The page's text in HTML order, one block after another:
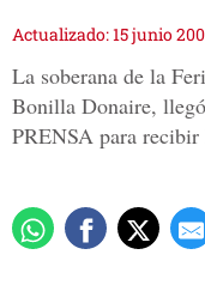
Actualizado: 15 junio
La soberana de la
Bonilla Donaire,
PRENSA para